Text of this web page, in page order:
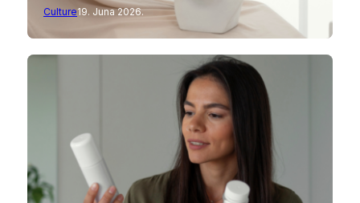
Culture19. Juna 2026.